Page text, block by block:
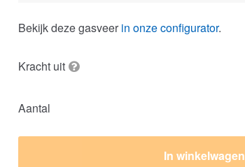
Bekijk deze gasveer in onze configurator.
Kracht uit
Aantal
In winkelwagen